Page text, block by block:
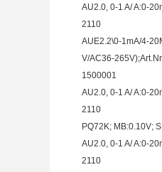
AU2.0, 0-1 A/ A:0-
2110
AUE2.2\0-1mA/4-
V/AC36-
1500001
AU2.0, 0-1 A/ A:0-
2110
PQ72K; MB:0.10V;
AU2.0, 0-1 A/ A:0-
2110